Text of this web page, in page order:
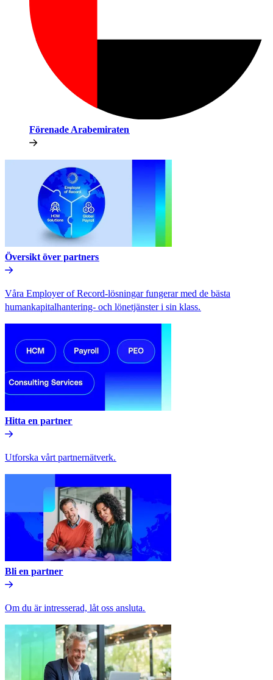
Förenade Arabemiraten​​
Översikt över partners​​
Våra Employer of Record-lösningar fungerar med de bästa
humankapitalhantering- och lönetjänster i sin klass.​​
Hitta en partner​​
Utforska vårt partnernätverk.​​
Bli en partner​​
Om du är intresserad, låt oss ansluta.​​